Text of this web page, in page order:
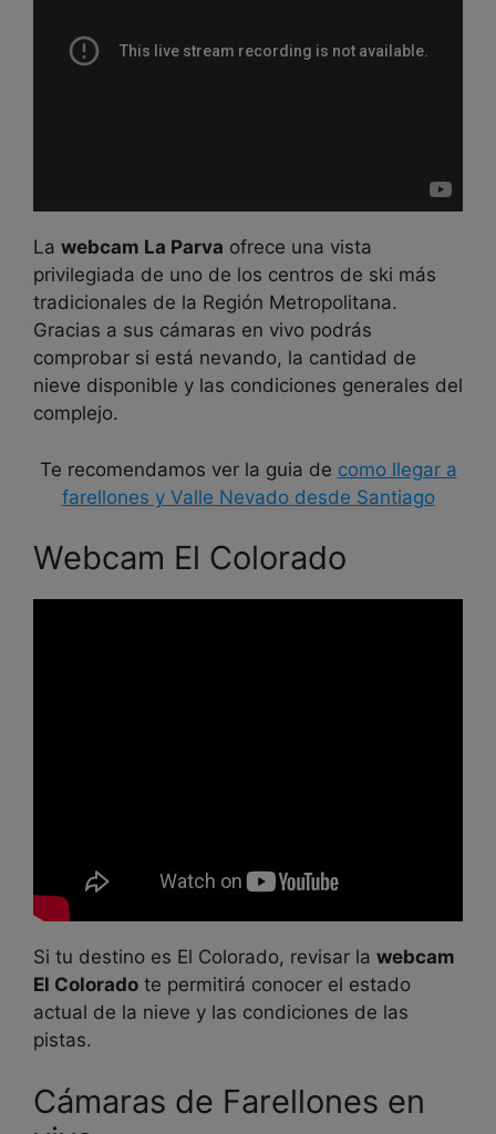
La webcam La Parva ofrece una vista
privilegiada de uno de los centros de ski más
tradicionales de la Región Metropolitana.
Gracias a sus cámaras en vivo podrás
comprobar si está nevando, la cantidad de
nieve disponible y las condiciones generales del
complejo.
Te recomendamos ver la guia de como llegar a
farellones y Valle Nevado desde Santiago
Webcam El Colorado
Si tu destino es El Colorado, revisar la webcam
El Colorado te permitirá conocer el estado
actual de la nieve y las condiciones de las
pistas.
Cámaras de Farellones en